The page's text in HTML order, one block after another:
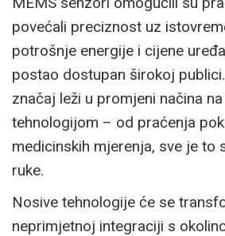
povećali preciznost uz
potrošnje energije i cijene
postao dostupan širokoj
značaj leži u promjeni načina
tehnologijom – od praćenja
medicinskih mjerenja, sve je to
ruke.
Nosive tehnologije će se
neprimjetnoj integraciji s